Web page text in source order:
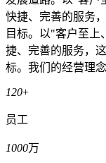
快捷、完善的服务
目标。以"客户至上
捷、完善的服务，
标。我们的经营理
120+
员工
1000万